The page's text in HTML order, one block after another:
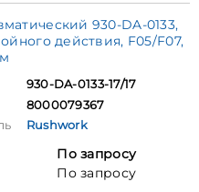
930-DA-0133,
действия, F05/F07,
930-DA-0133-17/17
8000079367
Rushwork
По запросу
По запросу